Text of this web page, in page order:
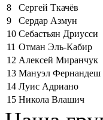
8
Сергей Ткачёв
9
Сердар Азмун
10 Себастьян Дриусси
11 Отман Эль-Кабир
12 Алексей Миранчук
13 Мануэл Фернандеш
14 Луис Адриано
15 Никола Влашич